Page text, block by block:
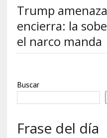
Trump
encierra: la
el narco manda
Buscar
Frase del día